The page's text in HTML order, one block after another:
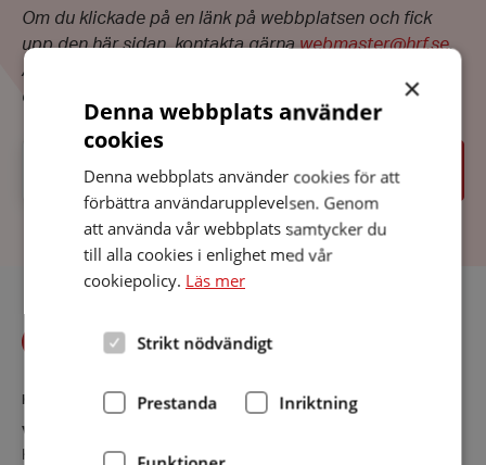
Om du klickade på en länk på webbplatsen och fick
upp den här sidan, kontakta gärnawebmaster@hrf.se.
Ange vilken sida du var på, vilken länk du klickade på
och att du fick felkoden 404.
Sök
Varberg
Kontaktsida
×
Denna webbplats använder
cookies
Denna webbplats använder cookies för att
förbättra användarupplevelsen. Genom
att använda vår webbplats samtycker du
till alla cookies i enlighet med vår
cookiepolicy. Läs mer
Strikt nödvändigt
Prestanda Inriktning